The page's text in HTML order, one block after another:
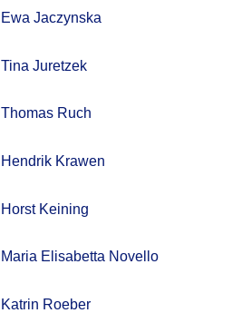
Ewa Jaczynska
Tina Juretzek
Thomas Ruch
Hendrik Krawen
Horst Keining
Maria Elisabetta Novello
Katrin Roeber